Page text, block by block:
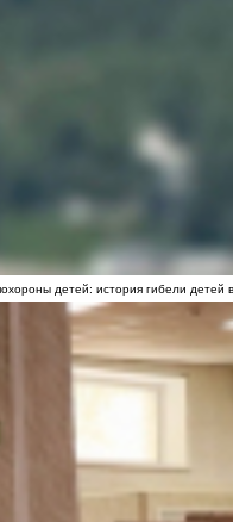
детей: история гибели детей